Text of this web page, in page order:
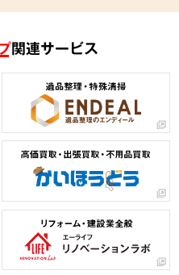
関連サービス